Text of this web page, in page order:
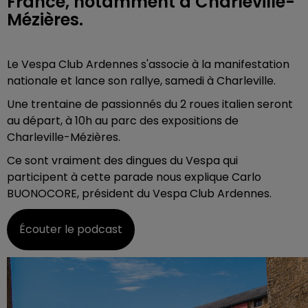
Mézières.
Le Vespa Club Ardennes s'associe à la manifestation
nationale et lance son rallye, samedi à Charleville.
Une trentaine de passionnés du 2 roues italien seront
au départ, à 10h au parc des expositions de
Charleville-Mézières.
Ce sont vraiment des dingues du Vespa qui
participent à cette parade nous explique Carlo
BUONOCORE, président du Vespa Club Ardennes.
Écouter le podcast